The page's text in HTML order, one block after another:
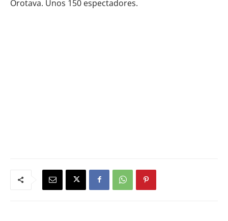
Orotava. Unos 150 espectadores.